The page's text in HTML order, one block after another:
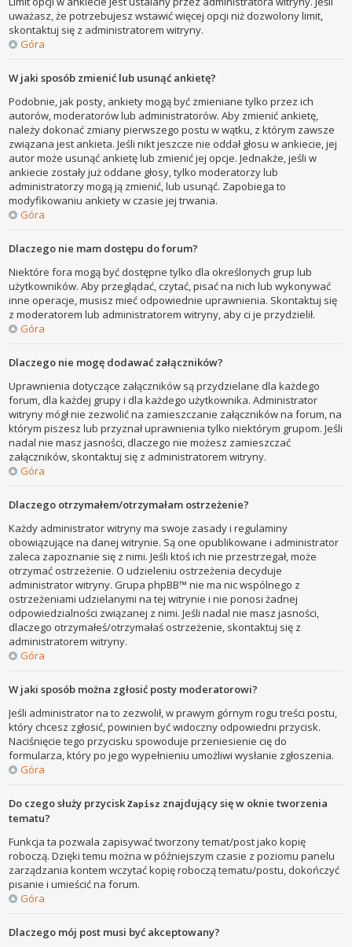
uważasz, że potrzebujesz wstawić więcej opcji niż dozwolony limit,
skontaktuj się z administratorem witryny.
Góra
W jaki sposób zmienić lub usunąć ankietę?
Podobnie, jak posty, ankiety mogą być zmieniane tylko przez ich
autorów, moderatorów lub administratorów. Aby zmienić ankietę,
należy dokonać zmiany pierwszego postu w wątku, z którym zawsze
związana jest ankieta. Jeśli nikt jeszcze nie oddał głosu w ankiecie, jej
autor może usunąć ankietę lub zmienić jej opcje. Jednakże, jeśli w
ankiecie zostały już oddane głosy, tylko moderatorzy lub
administratorzy mogą ją zmienić, lub usunąć. Zapobiega to
modyfikowaniu ankiety w czasie jej trwania.
Góra
Dlaczego nie mam dostępu do forum?
Niektóre fora mogą być dostępne tylko dla określonych grup lub
użytkowników. Aby przeglądać, czytać, pisać na nich lub wykonywać
inne operacje, musisz mieć odpowiednie uprawnienia. Skontaktuj się
z moderatorem lub administratorem witryny, aby ci je przydzielił.
Góra
Dlaczego nie mogę dodawać załączników?
Uprawnienia dotyczące załączników są przydzielane dla każdego
forum, dla każdej grupy i dla każdego użytkownika. Administrator
witryny mógł nie zezwolić na zamieszczanie załączników na forum, na
którym piszesz lub przyznał uprawnienia tylko niektórym grupom. Jeśli
nadal nie masz jasności, dlaczego nie możesz zamieszczać
załączników, skontaktuj się z administratorem witryny.
Góra
Dlaczego otrzymałem/otrzymałam ostrzeżenie?
Każdy administrator witryny ma swoje zasady i regulaminy
obowiązujące na danej witrynie. Są one opublikowane i administrator
zaleca zapoznanie się z nimi. Jeśli ktoś ich nie przestrzegał, może
otrzymać ostrzeżenie. O udzieleniu ostrzeżenia decyduje
administrator witryny. Grupa phpBB™ nie ma nic wspólnego z
ostrzeżeniami udzielanymi na tej witrynie i nie ponosi żadnej
odpowiedzialności związanej z nimi. Jeśli nadal nie masz jasności,
dlaczego otrzymałeś/otrzymałaś ostrzeżenie, skontaktuj się z
administratorem witryny.
Góra
W jaki sposób można zgłosić posty moderatorowi?
Jeśli administrator na to zezwolił, w prawym górnym rogu treści postu,
który chcesz zgłosić, powinien być widoczny odpowiedni przycisk.
Naciśnięcie tego przycisku spowoduje przeniesienie cię do
formularza, który po jego wypełnieniu umożliwi wysłanie zgłoszenia.
Góra
Do czego służy przyciskZapisz znajdujący się w oknie tworzenia
tematu?
Funkcja ta pozwala zapisywać tworzony temat/post jako kopię
roboczą. Dzięki temu można w późniejszym czasie z poziomu panelu
zarządzania kontem wczytać kopię roboczą tematu/postu, dokończyć
pisanie i umieścić na forum.
Góra
Dlaczego mój post musi być akceptowany?